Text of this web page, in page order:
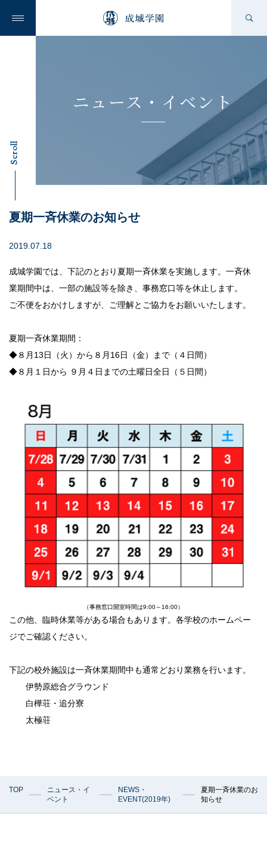
成城学園を知る
学校を知る
教育研究所
成城学園への寄付について
成城学園広報サイト「sful-full」
お問い合わせ 採用情報 保証人・保護者の方
教職員専用
個人情報保護
情報セキュリティ方針
サイトポリシー
ニュース・イベント
Scroll
夏期一斉休業のお知らせ
2019.07.18
成城学園では、下記のとおり夏期一斉休業を実施します。一斉休
業期間中は、一部の施設等を除き、事務窓口等を休止します。
ご不便をおかけしますが、ご理解とご協力をお願いいたします。
夏期一斉休業期間：
◆８月13日（火）から８月16日（金）まで（４日間）
◆８月１日から ９月４日までの土曜日全日（５日間）
（事務窓口開室時間は9:00～16:00）
この他、臨時休業等がある場合もあります。各学校のホームペー
ジでご確認ください。
下記の校外施設は一斉休業期間中も通常どおり業務を行います。
伊勢原総合グラウンド
白樺荘・追分寮
太極荘
TOP
ニュース・イ
ベント
NEWS・
EVENT(2019年)
夏期一斉休業のお
知らせ